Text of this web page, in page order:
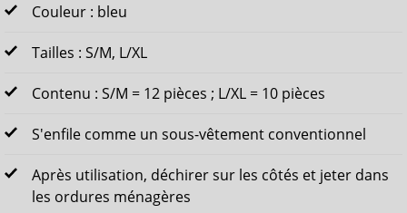
Couleur : bleu
Tailles : S/M, L/XL
Contenu : S/M = 12 pièces ; L/XL = 10 pièces
S'enfile comme un sous-vêtement conventionnel
Après utilisation, déchirer sur les côtés et jeter dans
les ordures ménagères